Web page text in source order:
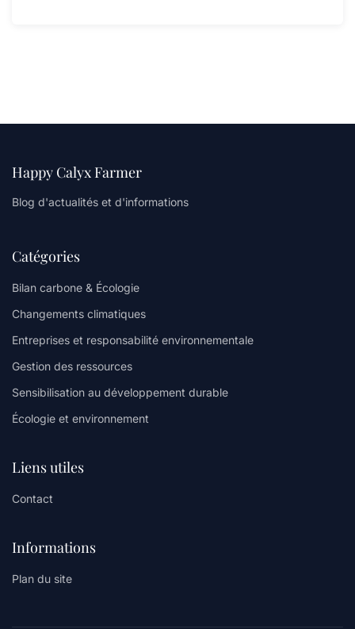
Happy Calyx Farmer
Blog d'actualités et d'informations
Catégories
Bilan carbone & Écologie
Changements climatiques
Entreprises et responsabilité environnementale
Gestion des ressources
Sensibilisation au développement durable
Écologie et environnement
Liens utiles
Contact
Informations
Plan du site